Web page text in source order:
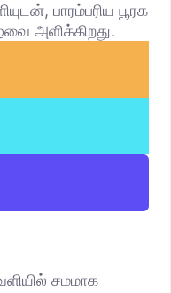
பாரம்பரிய பூரக
அளிக்கிறது.
சமமாக